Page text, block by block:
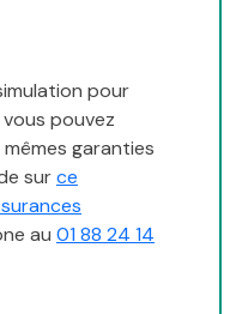
pour
pouvez
garanties
surce
au 01 88 24 14